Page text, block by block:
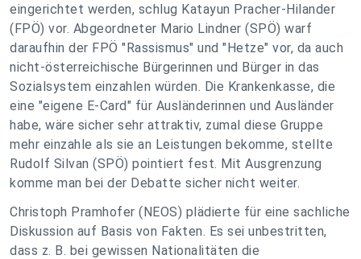
eingerichtet werden, schlug Katayun Pracher-Hilander
(FPÖ) vor. Abgeordneter Mario Lindner (SPÖ) warf
daraufhin der FPÖ "Rassismus" und "Hetze" vor, da auch
nicht-österreichische Bürgerinnen und Bürger in das
Sozialsystem einzahlen würden. Die Krankenkasse, die
eine "eigene E-Card" für Ausländerinnen und Ausländer
habe, wäre sicher sehr attraktiv, zumal diese Gruppe
mehr einzahle als sie an Leistungen bekomme, stellte
Rudolf Silvan (SPÖ) pointiert fest. Mit Ausgrenzung
komme man bei der Debatte sicher nicht weiter.
Christoph Pramhofer (NEOS) plädierte für eine sachliche
Diskussion auf Basis von Fakten. Es sei unbestritten,
dass z. B. bei gewissen Nationalitäten die